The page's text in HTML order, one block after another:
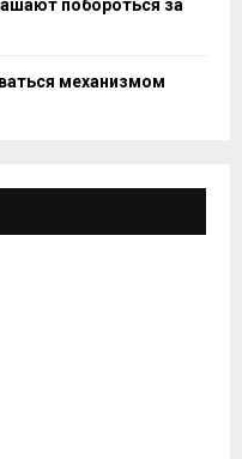
побороться за
механизмом